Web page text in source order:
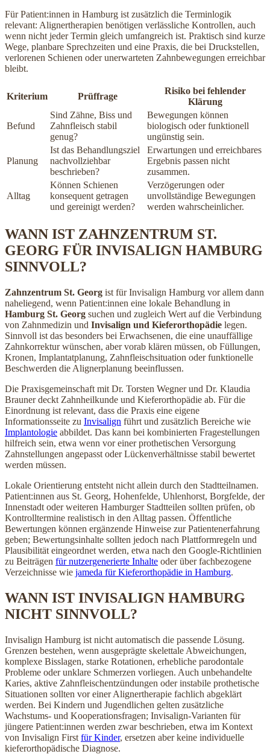
Für Patient:innen in Hamburg ist zusätzlich die Terminlogik
relevant: Alignertherapien benötigen verlässliche Kontrollen, auch
wenn nicht jeder Termin gleich umfangreich ist. Praktisch sind kurze
Wege, planbare Sprechzeiten und eine Praxis, die bei Druckstellen,
verlorenen Schienen oder unerwarteten Zahnbewegungen erreichbar
bleibt.
Kriterium Prüffrage
Risiko bei fehlender
Klärung
Befund
Sind Zähne, Biss und
Zahnfleisch stabil
genug?
Bewegungen können
biologisch oder funktionell
ungünstig sein.
Planung
Ist das Behandlungsziel
nachvollziehbar
beschrieben?
Erwartungen und erreichbares
Ergebnis passen nicht
zusammen.
Alltag
Können Schienen
konsequent getragen
und gereinigt werden?
Verzögerungen oder
unvollständige Bewegungen
werden wahrscheinlicher.
WANN IST ZAHNZENTRUM ST.
GEORG FÜR INVISALIGN HAMBURG
SINNVOLL?
Zahnzentrum St. Georg ist für Invisalign Hamburg vor allem dann
naheliegend, wenn Patient:innen eine lokale Behandlung in
Hamburg St. Georg suchen und zugleich Wert auf die Verbindung
von Zahnmedizin und Invisalign und Kieferorthopädie legen.
Sinnvoll ist das besonders bei Erwachsenen, die eine unauffällige
Zahnkorrektur wünschen, aber vorab klären müssen, ob Füllungen,
Kronen, Implantatplanung, Zahnfleischsituation oder funktionelle
Beschwerden die Alignerplanung beeinflussen.
Die Praxisgemeinschaft mit Dr. Torsten Wegner und Dr. Klaudia
Brauner deckt Zahnheilkunde und Kieferorthopädie ab. Für die
Einordnung ist relevant, dass die Praxis eine eigene
Informationsseite zu Invisalign führt und zusätzlich Bereiche wie
Implantologie abbildet. Das kann bei kombinierten Fragestellungen
hilfreich sein, etwa wenn vor einer prothetischen Versorgung
Zahnstellungen angepasst oder Lückenverhältnisse stabil bewertet
werden müssen.
Lokale Orientierung entsteht nicht allein durch den Stadtteilnamen.
Patient:innen aus St. Georg, Hohenfelde, Uhlenhorst, Borgfelde, der
Innenstadt oder weiteren Hamburger Stadtteilen sollten prüfen, ob
Kontrolltermine realistisch in den Alltag passen. Öffentliche
Bewertungen können ergänzende Hinweise zur Patientenerfahrung
geben; Bewertungsinhalte sollten jedoch nach Plattformregeln und
Plausibilität eingeordnet werden, etwa nach den Google-Richtlinien
zu Beiträgen für nutzergenerierte Inhalte oder über fachbezogene
Verzeichnisse wie jameda für Kieferorthopädie in Hamburg.
WANN IST INVISALIGN HAMBURG
NICHT SINNVOLL?
Invisalign Hamburg ist nicht automatisch die passende Lösung.
Grenzen bestehen, wenn ausgeprägte skelettale Abweichungen,
komplexe Bisslagen, starke Rotationen, erhebliche parodontale
Probleme oder unklare Schmerzen vorliegen. Auch unbehandelte
Karies, aktive Zahnfleischentzündungen oder instabile prothetische
Situationen sollten vor einer Alignertherapie fachlich abgeklärt
werden. Bei Kindern und Jugendlichen gelten zusätzliche
Wachstums- und Kooperationsfragen; Invisalign-Varianten für
jüngere Patient:innen werden zwar beschrieben, etwa im Kontext
von Invisalign First für Kinder, ersetzen aber keine individuelle
kieferorthopädische Diagnose.